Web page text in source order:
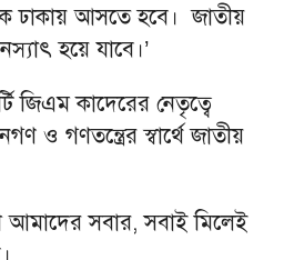
ঢাকায় আসতে হবে। জাতীয়
হয়ে যাবে।’
জিএম কাদেরের নেতৃত্বে
ও গণতন্ত্রের স্বার্থে জাতীয়
সবার, সবাই মিলেই